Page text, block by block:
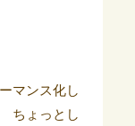
マンス化し
ちょっとし